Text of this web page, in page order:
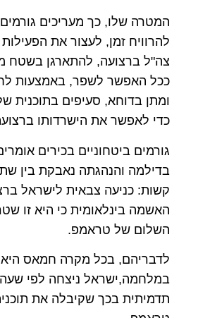
המטרה שלו, כך מעריכים גורמים
להרוויח זמן, לעצור את
צה"ל ברצועה, להתארגן בשטח
ככל האפשר לשפר, באמצעות
ומתן בדוחא, סעיפים בתוכנית
כדי לאפשר את הישרדותו
גורמים ביטחוניים בכירים
בדילמה והנהגתה נאבקת בין
קשות: כניעה צבאית לישראל
האשמה בינלאומית כי היא זו
השלום של טראמפ.
לדבריהם, בכל מקרה חמאס
במלחמה,ישראל ניצחה לפי
תדמיתית בכך שקיבלה את